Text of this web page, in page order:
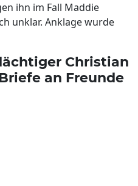
ihn im Fall Maddie
unklar. Anklage wurde
Christian
an Freunde